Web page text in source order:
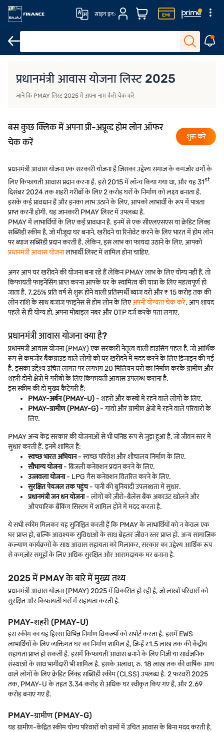
साइन इन
प्रधानमंत्री आवास योजना लिस्ट 2025
जानें कि PMAY लिस्ट 2025 में अपना नाम कैसे चेक करें
बस कुछ क्लिक में अपना प्री-अप्रूव्ड होम लोन ऑफर
चेक करें
शुरू करें
प्रधानमंत्री आवास योजना एक सरकारी योजना है जिसका उद्देश्य समाज के कमजोर वर्गों के
लिए किफायती आवास प्रदान करना है. इसे 2015 में लॉन्च किया गया था, और यह 31st
दिसंबर 2024 तक शहरी गरीबों के लिए 2 करोड़ घरों के निर्माण को लक्ष्य बनाता है.
इसके कई प्रावधान हैं और इनका लाभ उठाने के लिए, आपको लाभार्थी के रूप में पात्रता
प्राप्त करनी होगी. यह जानकारी PMAY लिस्ट में उपलब्ध है.
PMAY में लाभार्थियों के लिए कई प्रावधान हैं. इनमें से एक सीएलएसएस या क्रेडिट लिंक्ड
सब्सिडी स्कीम है, जो मौजूदा घर बनाने, खरीदने या रिनोवेट करने के लिए भारत में होम लोन
पर ब्याज सब्सिडी प्रदान करती है. लेकिन, इस लाभ का फायदा उठाने के लिए, आपको
प्रधानमंत्री आवास योजनालाभार्थी लिस्ट में शामिल होना चाहिए.
अगर आप घर खरीदने की योजना बना रहे हैं लेकिन PMAY लाभ के लिए योग्य नहीं हैं, तो
किफायती फाइनेंसिंग प्राप्त करना आपके घर के स्वामित्व की यात्रा के लिए महत्वपूर्ण हो
जाता है. 7.25% प्रति वर्ष से शुरू होने वाली प्रतिस्पर्धी ब्याज दरों और ₹ 15 करोड़ तक की
लोन राशि के साथ बजाज फाइनेंस से होम लोन के लिएअपनी योग्यता चेक करें. आप शायद
पहले से ही योग्य हो, अपना मोबाइल नंबर और OTP दर्ज करके पता लगाएं.
प्रधानमंत्री आवास योजना क्या है?
प्रधानमंत्री आवास योजना (PMAY) एक सरकारी नेतृत्व वाली हाउसिंग पहल है, जो आर्थिक
रूप से कमजोर बैकग्राउंड वाले लोगों को घर खरीदने में मदद करने के लिए डिज़ाइन की गई
है. इसका उद्देश्य उचित लागत पर लगभग 20 मिलियन घरों का निर्माण करके ग्रामीण और
शहरी दोनों क्षेत्रों में गरीबों के लिए किफायती आवास उपलब्ध कराना है.
इस स्कीम की दो मुख्य कैटेगरी हैं:
PMAY-अर्बन (PMAY-U) - शहरों और कस्बों में रहने वाले लोगों के लिए.
PMAY-ग्रामीण (PMAY-G) - गांवों और ग्रामीण क्षेत्रों में रहने वाले परिवारों के
लिए.
PMAY अन्य केंद्र सरकार की योजनाओं से भी घनिष्ठ रूप से जुड़ा हुआ है, जो जीवन स्तर में
सुधार करती हैं. इनमें शामिल हैं:
स्वच्छ भारत अभियान- स्वच्छ परिवेश और शौचालय निर्माण के लिए.
सौभाग्य योजना- बिजली कनेक्शन प्रदान करने के लिए.
उज्जवला योजना- LPG गैस कनेक्शन वितरित करने के लिए.
सुरक्षित पेयजल तक पहुंच- पानी की बुनियादी उपलब्धता में सुधार.
प्रधानमंत्री जन धन योजना- लोगों को ज़ीरो-बैलेंस बैंक अकाउंट खोलने और
औपचारिक बैंकिंग सिस्टम में शामिल होने में मदद करता है.
ये सभी स्कीम मिलकर यह सुनिश्चित करती हैं कि PMAY के लाभार्थियों को न केवल एक
घर प्राप्त हो, बल्कि आवश्यक सुविधाओं के साथ बेहतर जीवन स्तर प्राप्त हो. अन्य सामाजिक
कल्याण कार्यक्रमों के साथ आवास सहायता को मिलाकर, सरकार का उद्देश्य आर्थिक रूप
से कमज़ोर समूहों के लिए अधिक सुरक्षित और आरामदायक घर बनाना है.
2025 में PMAY के बारे में मुख्य तथ्य
प्रधानमंत्री आवास योजना (PMAY) 2025 में विकसित हो रही है, जो लाखों परिवारों को
सुरक्षित और किफायती घरों में सहायता करती है.
PMAY-शहरी (PMAY-U)
इस स्कीम का यह हिस्सा विभिन्न निर्माण विकल्पों को सपोर्ट करता है. इसमें EWS
लाभार्थियों के लिए व्यक्तिगत घर का निर्माण शामिल है, जिन्हें ₹1.5 लाख तक की केंद्रीय
सहायता प्राप्त हो सकती है. इसमें किफायती आवास बनाने के लिए निजी या सार्वजनिक
संस्थाओं के साथ भागीदारी भी शामिल है. इसके अलावा, रु. 18 लाख तक की वार्षिक आय
वाले लोगों के लिए क्रेडिट लिंक्ड सब्सिडी स्कीम (CLSS) उपलब्ध है. 2 फरवरी 2025
तक, PMAY-U के तहत 3.34 करोड़ से अधिक घर स्वीकृत किए गए हैं, और 2.69
करोड़ बनाए गए हैं.
PMAY-ग्रामीण (PMAY-G)
यह ग्रामीण-केंद्रित स्कीम योग्य परिवारों को ग्रामों में उचित आवास के बिना मदद करती है.